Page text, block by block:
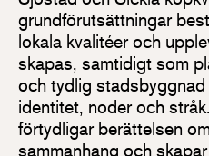
grundförutsättningar
lokala kvalitéer och
skapas, samtidigt som
och tydlig
identitet, noder och
förtydligar berättelsen
sammanhang och